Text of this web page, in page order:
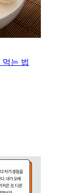
먹는 법